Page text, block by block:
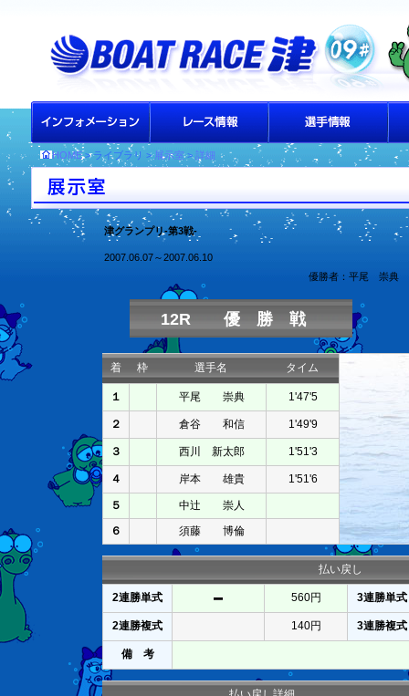
HOME> ライブラリ > 展示室>詳細
津グランプリ-第3戦-
2007.06.07～2007.06.10
優勝者：平尾 崇典
12R 優 勝 戦
着 枠 選手名 タイム
１ 平尾 崇典 1'47'5
２ 倉谷 和信 1'49'9
３ 西川 新太郎 1'51'3
４ 岸本 雄貴 1'51'6
５
中辻 崇人
６
須藤 博倫
払い戻し
2連勝単式 560円 3連勝単式
2連勝複式 140円 3連勝複式
備 考